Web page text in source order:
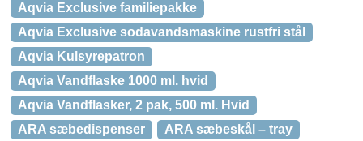
Aqvia Exclusive familiepakke
Aqvia Exclusive sodavandsmaskine rustfri stål
Aqvia Kulsyrepatron
Aqvia Vandflaske 1000 ml. hvid
Aqvia Vandflasker, 2 pak, 500 ml. Hvid
ARA sæbedispenser
ARA sæbeskål – tray